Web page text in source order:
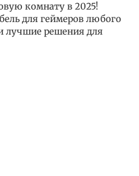
комнату в 2025!
для геймеров любого
лучшие решения для